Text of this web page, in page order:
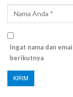
Ingat nama dan
berikutnya